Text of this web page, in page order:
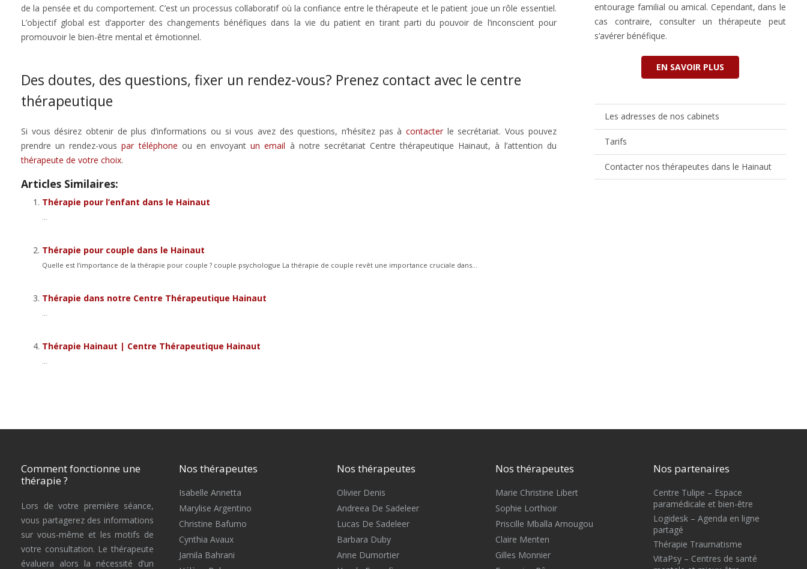
de la pensée et du comportement. C’est un processus collaboratif où la confiance entre le thérapeute et le patient joue un rôle essentiel.
L’objectif global est d’apporter des changements bénéfiques dans la vie du patient en tirant parti du pouvoir de l’inconscient pour
promouvoir le bien-être mental et émotionnel.
Des doutes, des questions, fixer un rendez-vous? Prenez contact avec le centre
thérapeutique
Si vous désirez obtenir de plus d’informations ou si vous avez des questions, n’hésitez pas àcontacter le secrétariat. Vous pouvez
prendre un rendez-vouspar téléphone ou en envoyant un email à notre secrétariat Centre thérapeutique Hainaut, à l’attention du
thérapeute de votre choix.
Articles Similaires:
Thérapie pour l’enfant dans le Hainaut
...
Thérapie pour couple dans le Hainaut
Quelle est l’importance de la thérapie pour couple ? couple psychologue La thérapie de couple revêt une importance cruciale dans...
Thérapie dans notre Centre Thérapeutique Hainaut
...
Thérapie Hainaut | Centre Thérapeutique Hainaut
...
entourage familial ou amical. Cependant, dans le
cas contraire, consulter un thérapeute peut
s’avérer bénéfique.
EN SAVOIR PLUS
Les adresses de nos cabinets
Tarifs
Contacter nos thérapeutes dans le Hainaut
Comment fonctionne une
thérapie ?
Lors de votre première séance,
vous partagerez des informations
sur vous-même et les motifs de
votre consultation. Le thérapeute
évaluera alors la nécessité d’un
Nos thérapeutes
Isabelle Annetta
Marylise Argentino
Christine Bafumo
Cynthia Avaux
Jamila Bahrani
Nos thérapeutes
Olivier Denis
Andreea De Sadeleer
Lucas De Sadeleer
Barbara Duby
Anne Dumortier
Nos thérapeutes
Marie Christine Libert
Sophie Lorthioir
Priscille Mballa Amougou
Claire Menten
Gilles Monnier
Nos partenaires
Centre Tulipe – Espace
paramédicale et bien-être
Logidesk – Agenda en ligne
partagé
Thérapie Traumatisme
VitaPsy – Centres de santé